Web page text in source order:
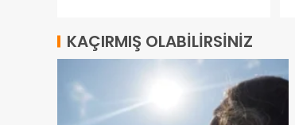
KAÇIRMIŞ OLABILIRSINIZ